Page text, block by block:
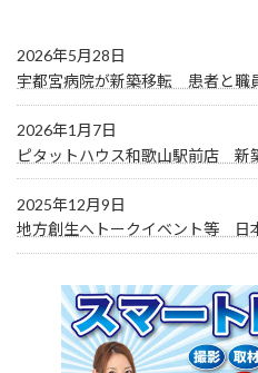
2026年5月28日
宇都宮病院が新築移転 患者と職
2026年1月7日
ピタットハウス和歌山駅前店 新
2025年12月9日
地方創生へトークイベント等 日